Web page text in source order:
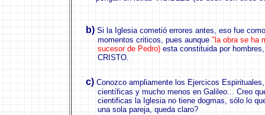
b) Si la Iglesia cometió errores antes, eso fue
momentos criticos, pues aunque "la obra se ha
sucesor de Pedro) esta constituida por
CRISTO.
c) Conozco ampliamente los Ejercicos
científicas y mucho menos en Galileo... Creo
cientificas la Iglesia no tiene dogmas, sólo lo
una sola pareja, queda claro?